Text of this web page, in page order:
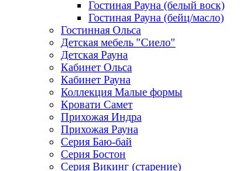
Гостиная Рауна (белый воск)
Гостиная Рауна (бейц/масло)
Гостинная Ольса
Детская мебель "Сиело"
Детская Рауна
Кабинет Ольса
Кабинет Рауна
Коллекция Малые формы
Кровати Самет
Прихожая Индра
Прихожая Рауна
Серия Баю-бай
Серия Бостон
Серия Викинг (старение)